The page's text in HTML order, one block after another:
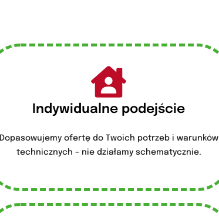
Indywidualne podejście
Dopasowujemy ofertę do Twoich potrzeb i warunków
technicznych – nie działamy schematycznie.